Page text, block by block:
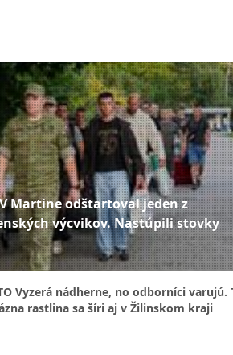
V Martine odštartoval jeden z
výcvikov. Nastúpili stovky
Vyzerá nádherne, no odborníci varujú.
rastlina sa šíri aj v Žilinskom kraji